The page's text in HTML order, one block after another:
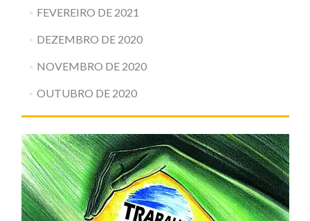
FEVEREIRO DE 2021
DEZEMBRO DE 2020
NOVEMBRO DE 2020
OUTUBRO DE 2020